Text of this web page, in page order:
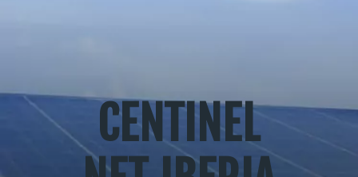
CONTACTO
MI CUENTA CENTINEL